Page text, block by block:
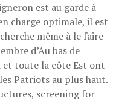
est au garde à
charge optimale, il est
même à le faire
d’Au bas de
et toute la côte Est ont
Patriots au plus haut.
screening for